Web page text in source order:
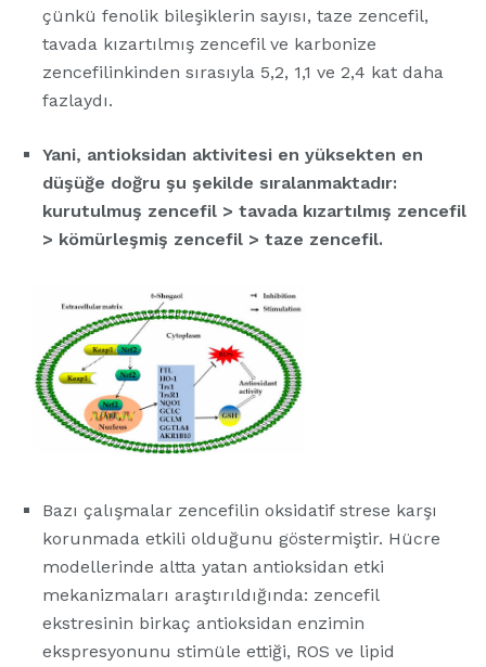
çünkü fenolik bileşiklerin sayısı, taze zencefil,
tavada kızartılmış zencefil ve karbonize
zencefilinkinden sırasıyla 5,2, 1,1 ve 2,4 kat daha
fazlaydı.
Yani, antioksidan aktivitesi en yüksekten en
düşüğe doğru şu şekilde sıralanmaktadır:
kurutulmuş zencefil > tavada kızartılmış zencefil
> kömürleşmiş zencefil > taze zencefil.
Bazı çalışmalar zencefilin oksidatif strese karşı
korunmada etkili olduğunu göstermiştir. Hücre
modellerinde altta yatan antioksidan etki
mekanizmaları araştırıldığında: zencefil
ekstresinin birkaç antioksidan enzimin
ekspresyonunu stimüle ettiği, ROS ve lipid